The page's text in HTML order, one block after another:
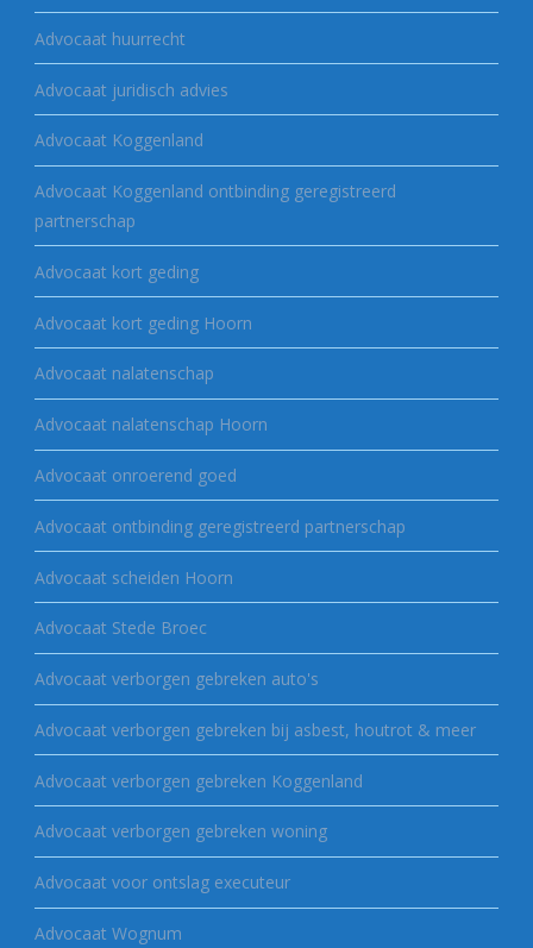
Advocaat huurrecht
Advocaat juridisch advies
Advocaat Koggenland
Advocaat Koggenland ontbinding geregistreerd
partnerschap
Advocaat kort geding
Advocaat kort geding Hoorn
Advocaat nalatenschap
Advocaat nalatenschap Hoorn
Advocaat onroerend goed
Advocaat ontbinding geregistreerd partnerschap
Advocaat scheiden Hoorn
Advocaat Stede Broec
Advocaat verborgen gebreken auto's
Advocaat verborgen gebreken bij asbest, houtrot & meer
Advocaat verborgen gebreken Koggenland
Advocaat verborgen gebreken woning
Advocaat voor ontslag executeur
Advocaat Wognum